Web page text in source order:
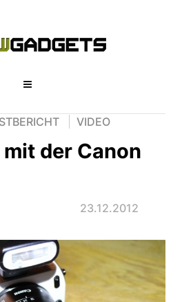
VIDEO
der Canon
23.12.2012